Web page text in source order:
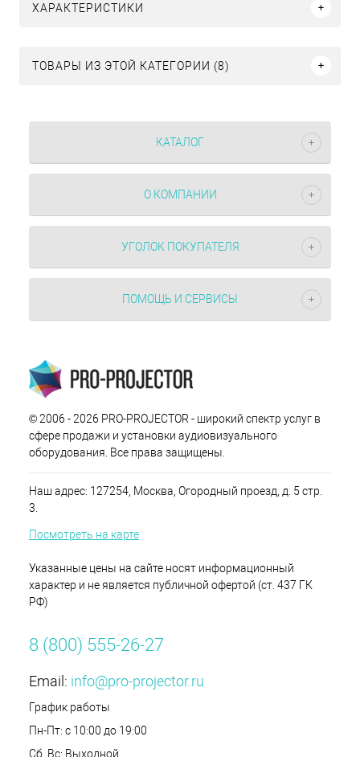
ХАРАКТЕРИСТИКИ
ТОВАРЫ ИЗ ЭТОЙ КАТЕГОРИИ (8)
КАТАЛОГ
О КОМПАНИИ
УГОЛОК ПОКУПАТЕЛЯ
ПОМОЩЬ И СЕРВИСЫ
© 2006 - 2026 PRO-PROJECTOR - широкий спектр услуг в
сфере продажи и установки аудиовизуального
оборудования. Все права защищены.
Наш адрес: 127254, Москва, Огородный проезд, д. 5 стр.
3.
Посмотреть на карте
Указанные цены на сайте носят информационный
характер и не является публичной офертой (ст. 437 ГК
РФ)
8 (800) 555-26-27
Email: info@pro-projector.ru
График работы
Пн-Пт: с 10:00 до 19:00
Сб, Вс: Выходной